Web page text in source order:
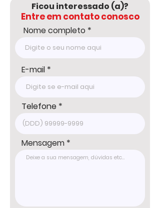
Ficou interessado (a)?
Entre em contato conosco
Nome completo
E-mail
Telefone
Mensagem